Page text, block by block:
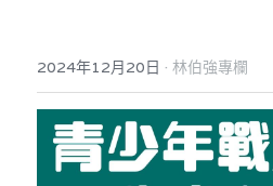
美西媒體謊言實錄
宏福‧革新
宏福苑聽證會
宏福火災正視聽
港聞
中國
國際
2024年12月20日 · 林伯強專欄